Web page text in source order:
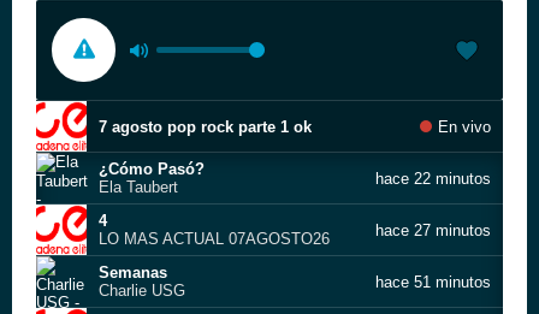
7 agosto pop rock parte 1 ok En vivo
¿Cómo Pasó?
Ela Taubert
hace 22 minutos
4
LO MAS ACTUAL 07AGOSTO26
hace 27 minutos
Semanas
Charlie USG
hace 51 minutos